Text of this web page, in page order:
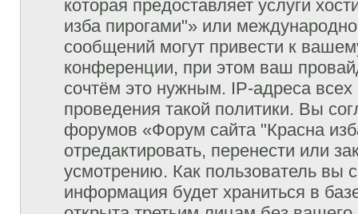
которая предоставляет услуги
изба пирогами"» или
сообщений могут привести к
конференции, при этом ваш
сочтём это нужным. IP-адреса
проведения такой политики. Вы
форумов «Форум сайта "Красна
отредактировать, перенести или
усмотрению. Как пользователь вы
информация будет храниться в